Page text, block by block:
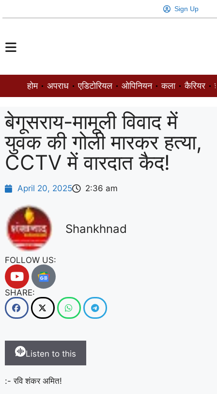
Sign Up
होम अपराध एडिटोरियल ओपिनियन कला कैरियर
बेगूसराय-मामूली विवाद में
युवक की गोली मारकर हत्या,
CCTV में वारदात कैद!
April 20, 2025 2:36 am
Shankhnad
FOLLOW US:
SHARE:
Listen to this
:- रवि शंकर अमित!